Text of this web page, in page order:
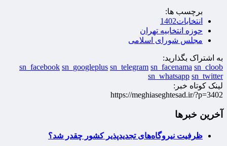
برچسب ها:
انتخابات1402
حوزه انتخابیه تهران
مجلس شورای اسلامی
به اشتراک بگذارید:
sn_facebook sn_googleplus sn_telegram sn_facenama sn_cloob
sn_whatsapp sn_twitter
لینک کوتاه خبر:
https://meghiaseghtesad.ir/?p=3402
آخرین خبرها
ظرفیت نیروگاه‌های تجدیدپذیر کشور چقدر شد؟